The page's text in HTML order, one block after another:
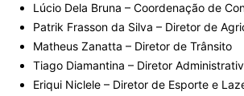
Lúcio Dela Bruna – Coordenação de
Patrik Frasson da Silva – Diretor de
Matheus Zanatta – Diretor de Trânsito
Tiago Diamantina – Diretor
Eriqui Niclele – Diretor de Esporte e